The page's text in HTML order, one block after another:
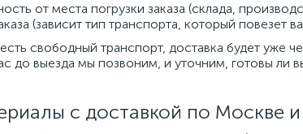
от места погрузки заказа (склада,
(зависит тип транспорта, который повезет
свободный транспорт, доставка будет уже
до выезда мы позвоним, и уточним, готовы ли
с доставкой по Москве